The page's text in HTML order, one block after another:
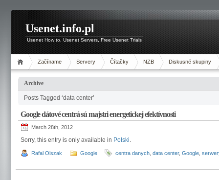
Usenet.info.pl
Usenet How to, Usenet Servers, Free Usenet Trials
Začíname Servery Čítačky NZB Diskusné skupiny
Archive
Posts Tagged ‘data center’
Google dátové centrá sú majstri energetickej efektívnosti
March 28th, 2012
Sorry, this entry is only available in Polski.
Rafal Olszak Google centra danych data center, Google